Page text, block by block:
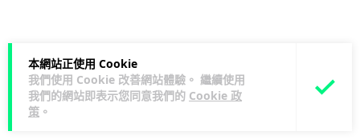
本網站正使用 Cookie
我們使用 Cookie 改善網站體驗。 繼續使用
我們的網站即表示您同意我們的 Cookie 政
策 。